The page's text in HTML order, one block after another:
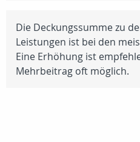
Die Deckungssumme zu
Leistungen ist bei den
Eine Erhöhung ist
Mehrbeitrag oft möglich.